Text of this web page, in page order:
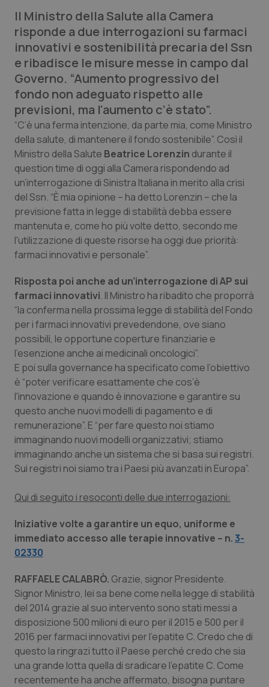
QS Pro
Professionisti Sanitari.AI
Abruzzo
Basilicata
Calabria
Campania
Emilia-Romagna
Friuli Venezia Giulia
Liguria
Lombardia
Marche
Molise
Piemonte
Provincia Autonoma di Bolzano
Sardegna
Sicilia
Toscana
Umbria
Valle D’Aosta
QS Pro Gold
Artrite & artrosi
Asma & BPCO
Car-T
Colesterolo & coronaropatie
Dermatite Atopica
Diabete & glucometri
Disturbi dell’umore
Dolore
Donna & Salute
Epatiti
HIV
Infezioni & Febbre
Malattia di Crohn & Rettocolite Ulcerosa
Neuroscienze & patologie neurodegenerative
Obesità
Oftalmologia
Oncodermatologia
QS Club Newsletter
Il Ministro della Salute alla Camera
risponde a due interrogazioni su farmaci
innovativi e sostenibilità precaria del Ssn
e ribadisce le misure messe in campo dal
Governo. “Aumento progressivo del
fondo non adeguato rispetto alle
previsioni, ma l'aumento c’è stato”.
“C’è una ferma intenzione, da parte mia, come Ministro
della salute, di mantenere il fondo sostenibile”. Così il
Ministro della Salute Beatrice Lorenzin durante il
question time di oggi alla Camera rispondendo ad
un’interrogazione di Sinistra Italiana in merito alla crisi
del Ssn. “È mia opinione – ha detto Lorenzin – che la
previsione fatta in legge di stabilità debba essere
mantenuta e, come ho più volte detto, secondo me
l'utilizzazione di queste risorse ha oggi due priorità:
farmaci innovativi e personale”.
Risposta poi anche ad un’interrogazione di AP sui
farmaci innovativi. Il Ministro ha ribadito che proporrà
“la conferma nella prossima legge di stabilità del Fondo
per i farmaci innovativi prevedendone, ove siano
possibili, le opportune coperture finanziarie e
l'esenzione anche ai medicinali oncologici”.
E poi sulla governance ha specificato come l’obiettivo
è “poter verificare esattamente che cos’è
l'innovazione e quando è innovazione e garantire su
questo anche nuovi modelli di pagamento e di
remunerazione”. E “per fare questo noi stiamo
immaginando nuovi modelli organizzativi; stiamo
immaginando anche un sistema che si basa sui registri.
Sui registri noi siamo tra i Paesi più avanzati in Europa”.
Qui di seguito i resoconti delle due interrogazioni:
Iniziative volte a garantire un equo, uniforme e
immediato accesso alle terapie innovative – n.3-
02330
RAFFAELE CALABRÒ. Grazie, signor Presidente.
Signor Ministro, lei sa bene come nella legge di stabilità
del 2014 grazie al suo intervento sono stati messi a
disposizione 500 milioni di euro per il 2015 e 500 per il
2016 per farmaci innovativi per l'epatite C. Credo che di
questo la ringrazi tutto il Paese perché credo che sia
una grande lotta quella di sradicare l'epatite C. Come
recentemente ha anche affermato, bisogna puntare